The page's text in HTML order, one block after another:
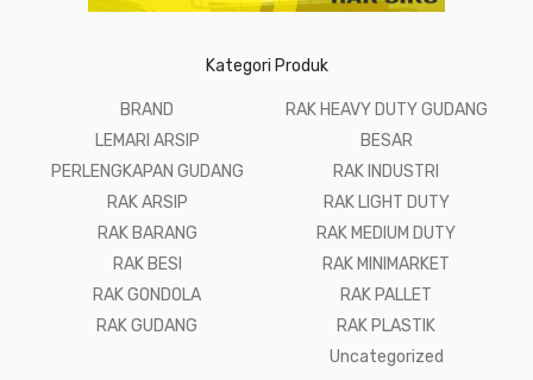
Kategori Produk
BRAND
LEMARI ARSIP
PERLENGKAPAN GUDANG
RAK ARSIP
RAK BARANG
RAK BESI
RAK GONDOLA
RAK GUDANG
RAK HEAVY DUTY GUDANG
BESAR
RAK INDUSTRI
RAK LIGHT DUTY
RAK MEDIUM DUTY
RAK MINIMARKET
RAK PALLET
RAK PLASTIK
Uncategorized